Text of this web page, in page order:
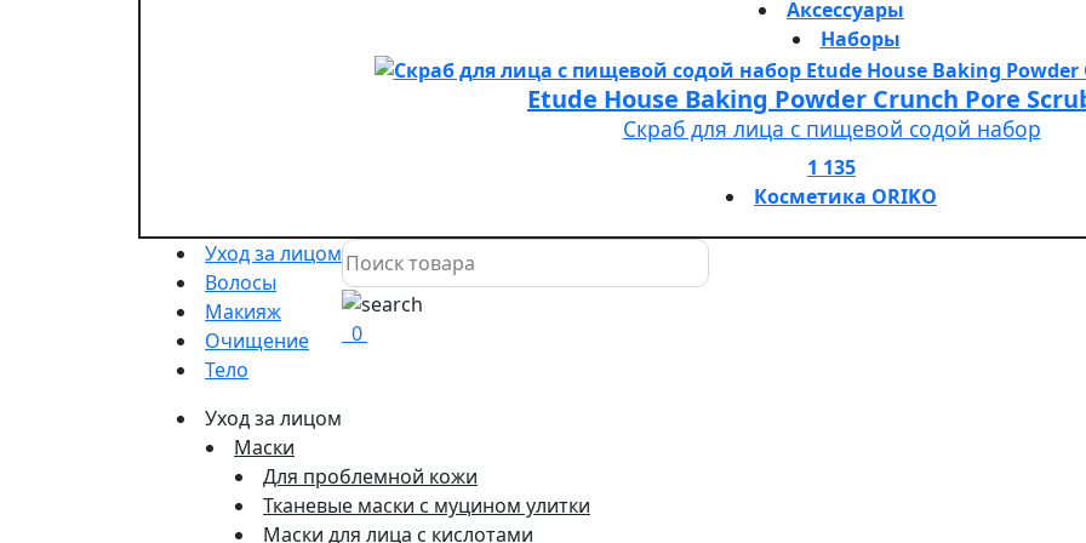
Аксессуары
Наборы
Etude House Baking Powder Crunch Pore
Скраб для лица с пищевой содой набор
1 135
Косметика ORIKO
Уход за лицом
Волосы
Макияж
Очищение
Тело
0
Уход за лицом
Маски
Для проблемной кожи
Тканевые маски с муцином улитки
Маски для лица с кислотами